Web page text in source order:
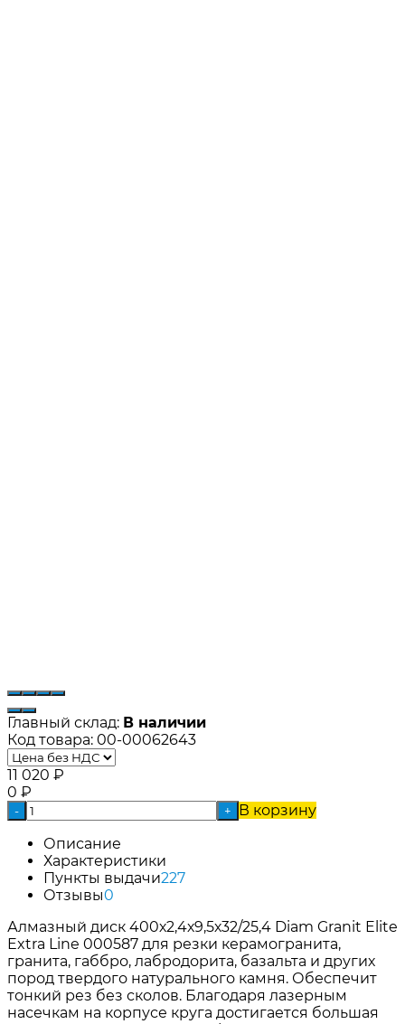
Главный склад: В наличии
Код товара: 00-00062643
11 020 ₽
0 ₽
- +
В корзину
Описание
Характеристики
Пункты выдачи227
Отзывы0
Алмазный диск 400х2,4х9,5х32/25,4 Diam Granit Elite
Extra Line 000587 для резки керамогранита,
гранита, габбро, лабродорита, базальта и других
пород твердого натурального камня. Обеспечит
тонкий рез без сколов. Благодаря лазерным
насечкам на корпусе круга достигается большая